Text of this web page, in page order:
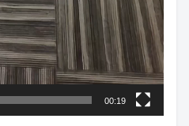
00:19